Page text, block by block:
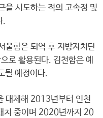
을 시도하는 적의 고속정 및
.
울함은 퇴역 후 지방자치단
로 활용된다. 김천함은 예
될 예정이다.
대체해 2013년부터 인천
중이며 2020년까지 20